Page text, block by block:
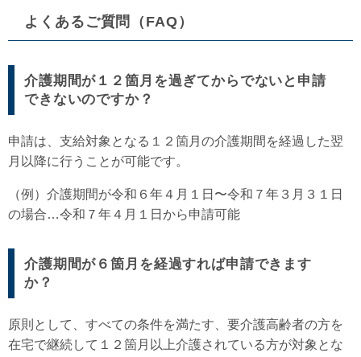
よくあるご質問（FAQ）
介護期間が１２箇月を過ぎてからでないと申請
できないのですか？
申請は、支給対象となる１２箇月の介護期間を経過した翌
月以降に行うことが可能です。
（例）介護期間が令和６年４月１日〜令和７年３月３１日
の場合…令和７年４月１日から申請可能
介護期間が６箇月を経過すれば申請できます
か？
原則として、すべての条件を満たす、要介護高齢者の方を
在宅で継続して１２箇月以上介護されている方が対象とな